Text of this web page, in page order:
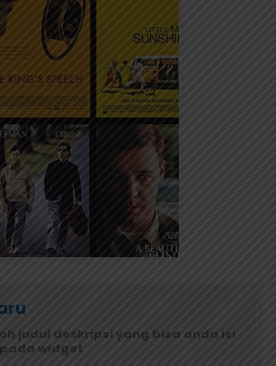
judul deskripsi yang bisa anda isi
widget